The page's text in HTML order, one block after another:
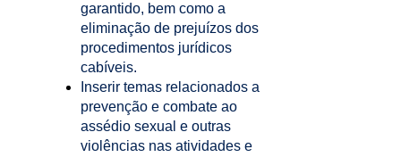
garantido, bem como a
eliminação de prejuízos dos
procedimentos jurídicos
cabíveis.
Inserir temas relacionados a
prevenção e combate ao
assédio sexual e outras
violências nas atividades e